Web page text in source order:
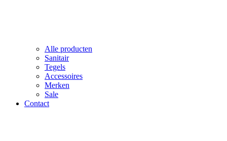
Alle producten
Sanitair
Tegels
Accessoires
Merken
Sale
Contact